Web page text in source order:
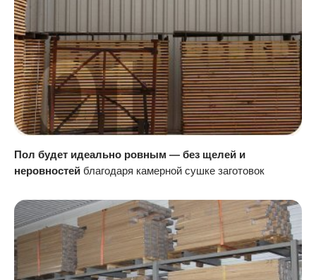
Пол будет идеально ровным — без щелей и
неровностей благодаря камерной сушке заготовок